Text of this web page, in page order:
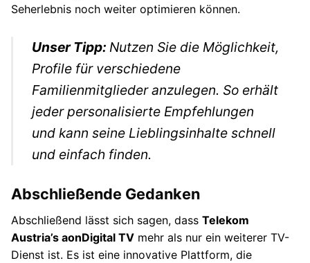
Seherlebnis noch weiter optimieren können.
Unser Tipp:Nutzen Sie die Möglichkeit,
Profile für verschiedene
Familienmitglieder anzulegen. So erhält
jeder personalisierte Empfehlungen
und kann seine Lieblingsinhalte schnell
und einfach finden.
Abschließende Gedanken
Abschließend lässt sich sagen, dass Telekom
Austria’s aonDigital TV mehr als nur ein weiterer TV-
Dienst ist. Es ist eine innovative Plattform, die